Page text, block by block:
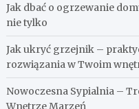
Jak dbać o ogrzewanie
nie tylko
Jak ukryć grzejnik –
rozwiązania w Twoim
Nowoczesna Sypialnia –
Wnętrze Marzeń